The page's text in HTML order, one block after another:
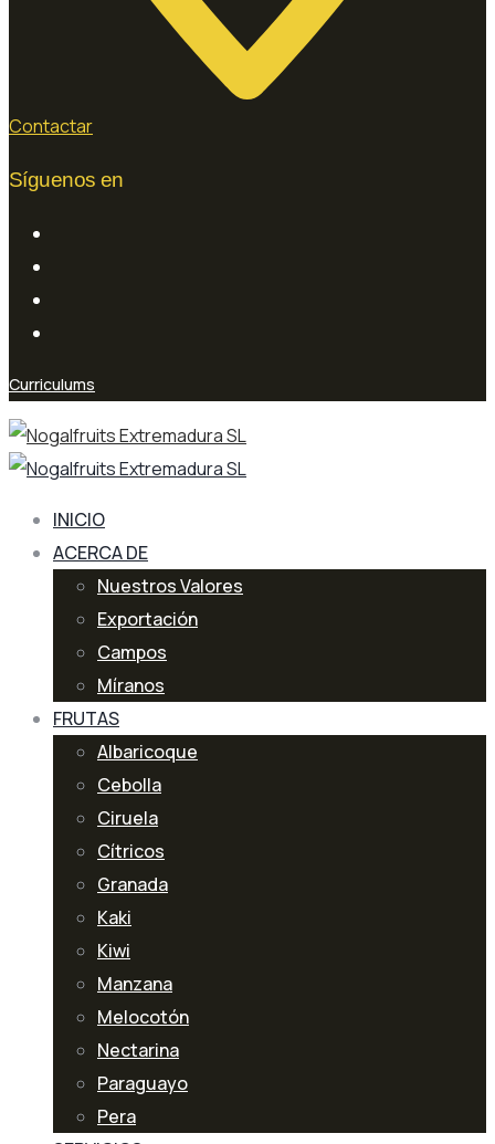
Contactar
Síguenos en
Curriculums
INICIO
ACERCA DE
Nuestros Valores
Exportación
Campos
Míranos
FRUTAS
Albaricoque
Cebolla
Ciruela
Cítricos
Granada
Kaki
Kiwi
Manzana
Melocotón
Nectarina
Paraguayo
Pera